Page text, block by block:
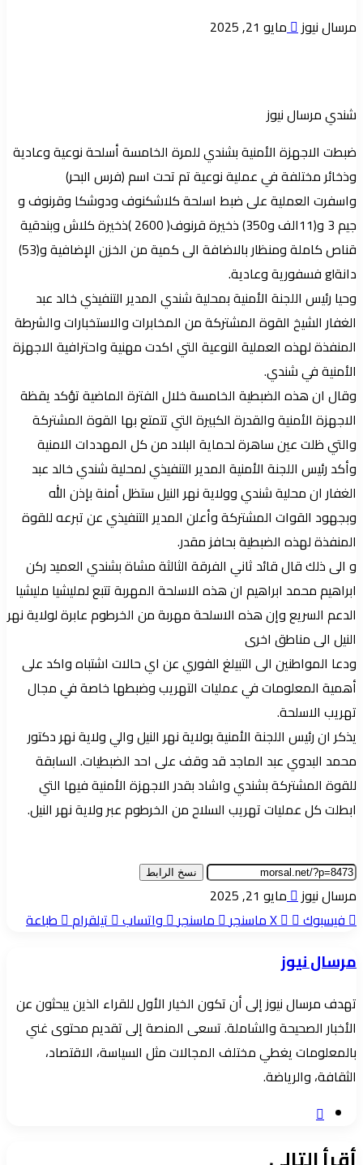
مرسال نيوز أرسل
مايو 21, 2025
شندي مرسال نيوز
ضبطت الاجهزة الأمنية بشندي للمرة الخامسة أسلحة نوعية وعادية
وذخائر مختلفة في عملية نوعية تم تحت اسم (فرس البحر)
واسفرت العملية على ضبط اسلحة كلاشكنوف ودوشكا وقرنوف و
جيم 3 و(11الف و350) ذخيرة قرنوف( 2600 )ذخيرة كلاش وبندقية
قناص كاملة ومنظار بالاضافة الى كمية من الخزن الإضافية و(53)
دانةgl فسفورية وعادية.
وحيا رئيس اللجنة الأمنية بمحلية شندي المدير التنفيذي خالد عبد
الغفار الشيخ القوة المشتركة من المخابرات والاستخبارات والشرطة
المنفذة لهذه العملية النوعية التي اكدت مهنية واحترافية الاجهزة
الأمنية في شندي.
وقال ان هذه الضبطية الخامسة خلال الفترة الماضية تؤكد يقظة
الاجهزة الأمنية والقدرة الكبيرة التي تتمتع بها القوة المشتركة
والتي ظلت عين ساهرة لحماية البلاد من كل المهددات الامنية
وأكد رئيس اللجنة الأمنية المدير التنفيذي لمحلية شندي خالد عبد
الغفار ان محلية شندي وولاية نهر النيل ستظل أمنة بإذن الله
وبجهود القوات المشتركة وأعلن المدير التنفيذي عن تبرعه للقوة
المنفذة لهذه الضبطية بحافز مقدر.
و الى ذلك قال قائد ثاني الفرقة الثالثة مشاة بشندي العميد ركن
ابراهيم محمد ابراهيم ان هذه الاسلحة المهربة تتبع لمليشيا مليشيا
الدعم السريع وإن هذه الاسلحة مهربة من الخرطوم عابرة لولاية نهر
النيل الى مناطق اخرى
ودعا المواطنين الى التبيلغ الفوري عن اي حالات اشتباه واكد على
أهمية المعلومات في عمليات التهريب وضبطها خاصة في مجال
تهريب الاسلحة.
يذكر ان رئيس اللجنة الأمنية بولاية نهر النيل والي ولاية نهر دكتور
محمد البدوي عبد الماجد قد وقف على احد الضبطيات. السابقة
للقوة المشتركة بشندي واشاد بقدر الاجهزة الأمنية فيها التي
ابطلت كل عمليات تهريب السلاح من الخرطوم عبر ولاية نهر النيل.
نسخ الرابط
مرسال نيوز أرسل
بريدا
مايو 21, 2025
فيسبوك
‫Xماسنجر ماسنجر واتساب تيلقرام طباعة
مرسال نيوز
تهدف مرسال نيوز إلى أن تكون الخيار الأول للقراء الذين يبحثون عن
الأخبار الصحيحة والشاملة. تسعى المنصة إلى تقديم محتوى غني
بالمعلومات يغطي مختلف المجالات مثل السياسة، الاقتصاد،
الثقافة، والرياضة.